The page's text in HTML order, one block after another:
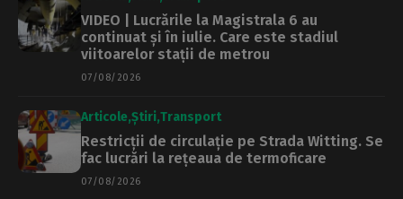
VIDEO | Lucrările la Magistrala 6 au
continuat și în iulie. Care este stadiul
viitoarelor stații de metrou
07/08/2026
Articole Știri Transport
Restricții de circulație pe Strada Witting. Se
fac lucrări la rețeaua de termoficare
07/08/2026